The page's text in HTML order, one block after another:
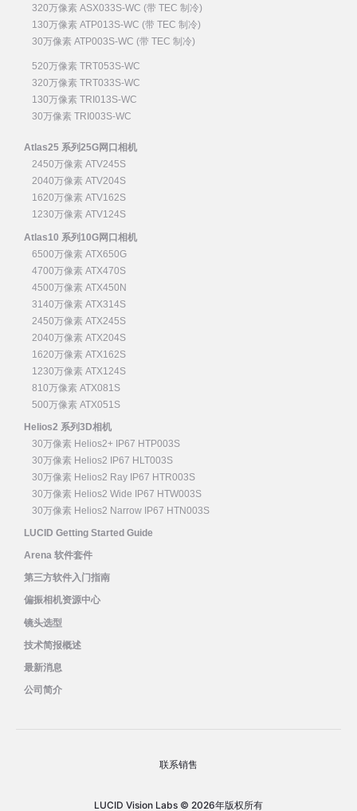
320万像素 ASX033S-WC (带 TEC 制冷)
130万像素 ATP013S-WC (带 TEC 制冷)
30万像素 ATP003S-WC (带 TEC 制冷)
520万像素 TRT053S-WC
320万像素 TRT033S-WC
130万像素 TRI013S-WC
30万像素 TRI003S-WC
Atlas25 系列25G网口相机
2450万像素 ATV245S
2040万像素 ATV204S
1620万像素 ATV162S
1230万像素 ATV124S
Atlas10 系列10G网口相机
6500万像素 ATX650G
4700万像素 ATX470S
4500万像素 ATX450N
3140万像素 ATX314S
2450万像素 ATX245S
2040万像素 ATX204S
1620万像素 ATX162S
1230万像素 ATX124S
810万像素 ATX081S
500万像素 ATX051S
Helios2 系列3D相机
30万像素 Helios2+ IP67 HTP003S
30万像素 Helios2 IP67 HLT003S
30万像素 Helios2 Ray IP67 HTR003S
30万像素 Helios2 Wide IP67 HTW003S
30万像素 Helios2 Narrow IP67 HTN003S
LUCID Getting Started Guide
Arena 软件套件
第三方软件入门指南
偏振相机资源中心
镜头选型
技术简报概述
最新消息
公司简介
联系销售
LUCID Vision Labs © 2026年版权所有